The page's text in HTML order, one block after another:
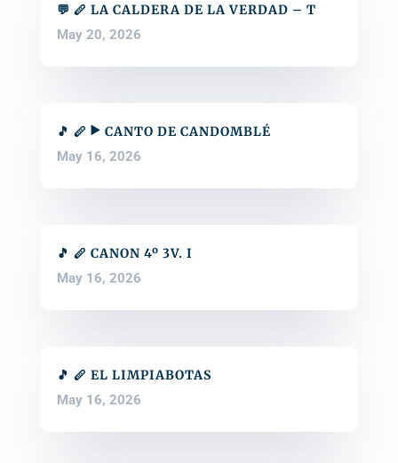
💬 🪈 LA CALDERA DE LA VERDAD – T
May 20, 2026
🎵 🪈 ▶️ CANTO DE CANDOMBLÉ
May 16, 2026
🎵 🪈 CANON 4º 3V. I
May 16, 2026
🎵 🪈 EL LIMPIABOTAS
May 16, 2026